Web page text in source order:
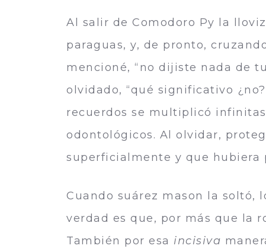
Al salir de Comodoro Py la
paraguas, y, de pronto,
mencioné, “no dijiste nada de
olvidado, “qué significativo
recuerdos se multiplicó
odontológicos. Al olvidar,
superficialmente y que hubiera
Cuando suárez mason la soltó,
verdad es que, por más que la
También por esa incisiva